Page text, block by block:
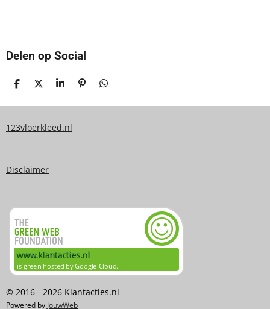
Delen op Social
D
L
N
D
E
S
A
E
P
N
D
L
123vloerkleed.nl
Disclaimer
© 2016 - 2026 Klantacties.nl
Powered by JouwWeb